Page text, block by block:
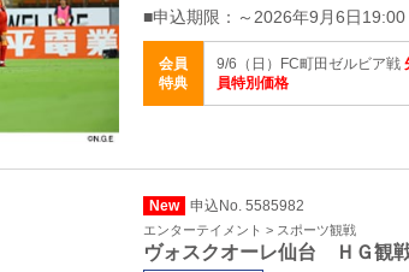
■申込期限：～2026年9月6日19:00
会員
特典
9/6（日）FC町田ゼルビア戦
員特別価格
New 申込No. 5585982
エンターテイメント > スポーツ観戦
ヴォスクオーレ仙台 ＨＧ観